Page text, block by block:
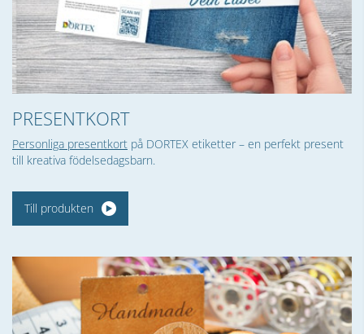
PRESENTKORT
Personliga presentkort på DORTEX etiketter – en perfekt present
till kreativa födelsedagsbarn.
Till produkten